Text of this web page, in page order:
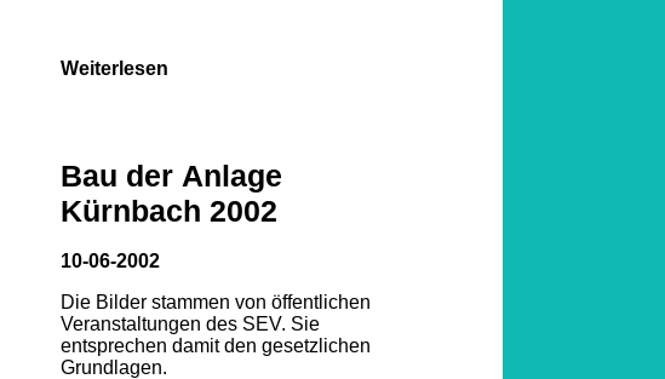
Weiterlesen
Bau der Anlage
Kürnbach 2002
10-06-2002
Die Bilder stammen von öffentlichen
Veranstaltungen des SEV. Sie
entsprechen damit den gesetzlichen
Grundlagen.